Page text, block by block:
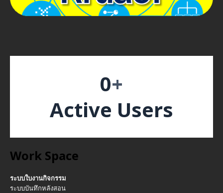
0+
Active Users
Work Space
ระบบใบงานกิจกรรม
ระบบบันทึกหลังสอน